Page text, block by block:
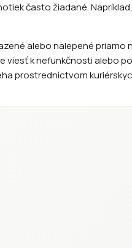
často žiadané.
alebo nalepené priamo
viesť k nefunkčnosti alebo
prostredníctvom